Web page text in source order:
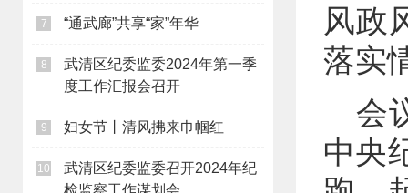
7 “通武廊”共享“家”年华
8
武清区纪委监委2024年第一季
度工作汇报会召开
9 妇女节丨清风拂来巾帼红
10
武清区纪委监委召开2024年纪
检监察工作谋划会
风政
落实
会
中央